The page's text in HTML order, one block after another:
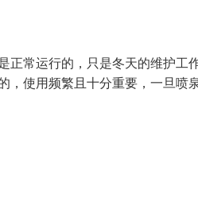
正常运行的，只是冬天的维护工
，使用频繁且十分重要，一旦喷